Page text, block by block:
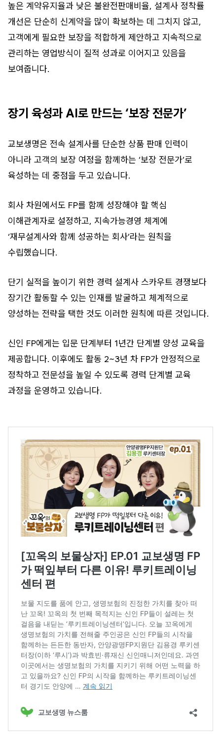
높은 계약유지율과 낮은 불완전판매비율, 설계사 정착률
개선은 단순히 신계약을 많이 확보하는 데 그치지 않고,
고객에게 필요한 보장을 적합하게 제안하고 지속적으로
관리하는 영업방식이 질적 성과로 이어지고 있음을
보여줍니다.
장기 육성과 AI로 만드는 ‘보장 전문가’
교보생명은 전속 설계사를 단순한 상품 판매 인력이
아니라 고객의 보장 여정을 함께하는 ‘보장 전문가’로
육성하는 데 중점을 두고 있습니다.
회사 차원에서도 FP를 함께 성장해야 할 핵심
이해관계자로 설정하고, 지속가능경영 체계에
‘재무설계사와 함께 성공하는 회사’라는 원칙을
수립했습니다.
단기 실적을 높이기 위한 경력 설계사 스카우트 경쟁보다
장기간 활동할 수 있는 인재를 발굴하고 체계적으로
양성하는 전략을 택한 것도 이러한 원칙에 따른 것입니다.
신인 FP에게는 입문 단계부터 1년간 단계별 양성 교육을
제공합니다. 이후에도 활동 2~3년 차 FP가 안정적으로
정착하고 전문성을 높일 수 있도록 경력 단계별 교육
과정을 운영하고 있습니다.